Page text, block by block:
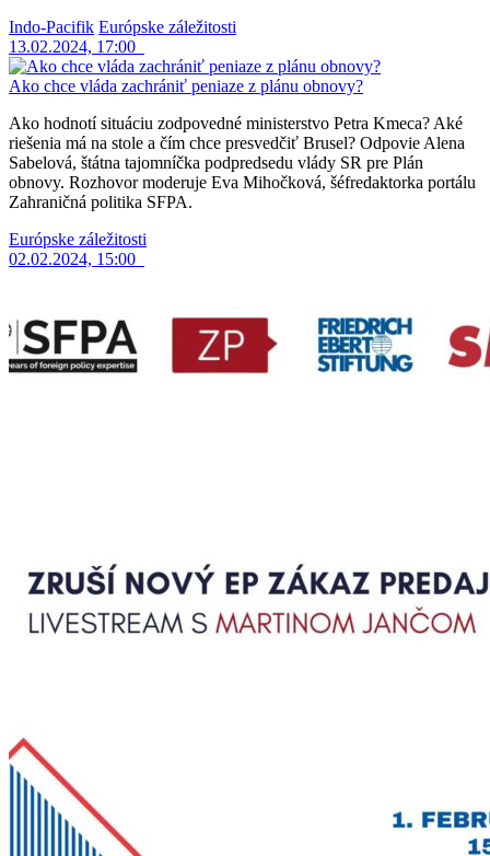
Indo-Pacifik Európske záležitosti
13.02.2024, 17:00
Ako chce vláda zachrániť peniaze z plánu obnovy?
Ako hodnotí situáciu zodpovedné ministerstvo Petra Kmeca? Aké
riešenia má na stole a čím chce presvedčiť Brusel? Odpovie Alena
Sabelová, štátna tajomníčka podpredsedu vlády SR pre Plán
obnovy. Rozhovor moderuje Eva Mihočková, šéfredaktorka portálu
Zahraničná politika SFPA.
Európske záležitosti
02.02.2024, 15:00